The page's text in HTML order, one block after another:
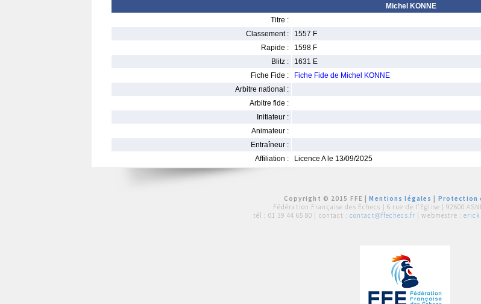
Michel KONNE
Titre :
Classement :
1557 F
Rapide :
1598 F
Blitz :
1631 E
Fiche Fide :
Fiche Fide de Michel KONNE
Arbitre national :
Arbitre fide :
Initiateur :
Animateur :
Entraîneur :
Affiliation :
Licence A le 13/09/2025
Copyright © 2015 FFE |Mentions légales
Protection
Fédération Française des Echecs | 6 rue de l'Eglise | 92600
tél : 01 39 44 65 80 | contact : contact@ffechecs.fr | webmestre :